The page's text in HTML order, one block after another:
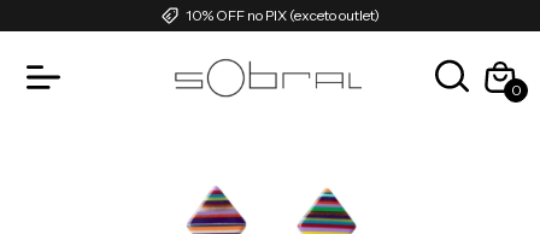
10% OFF no PIX (exceto outlet)
0